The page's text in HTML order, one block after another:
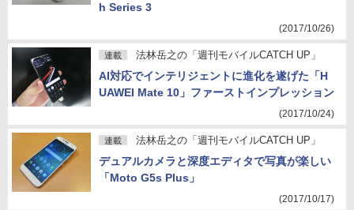
h Series 3
(2017/10/26)
連載 法林岳之の「週刊モバイルCATCH UP」
AI対応でインテリジェントに進化を遂げた「H
UAWEI Mate 10」ファーストインプレッション
(2017/10/24)
連載 法林岳之の「週刊モバイルCATCH UP」
デュアルカメラと深度エディタで写真が楽しい
「Moto G5s Plus」
(2017/10/17)